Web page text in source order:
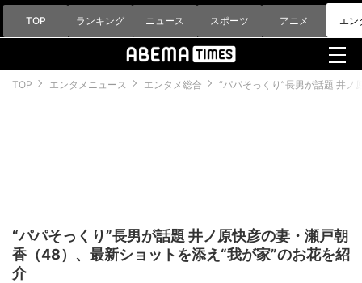
TOP ランキング ニュース スポーツ アニメ エン
TOP エンタメニュース エンタメ総合 “パパそっくり”長男が話題 井
“パパそっくり”長男が話題 井ノ原快彦の妻・瀬戸朝
香（48）、最新ショットを添え“我が家”のお花を紹
介